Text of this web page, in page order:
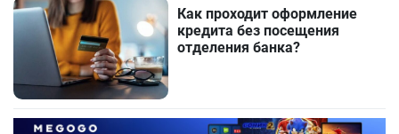
Как проходит оформление
кредита без посещения
отделения банка?